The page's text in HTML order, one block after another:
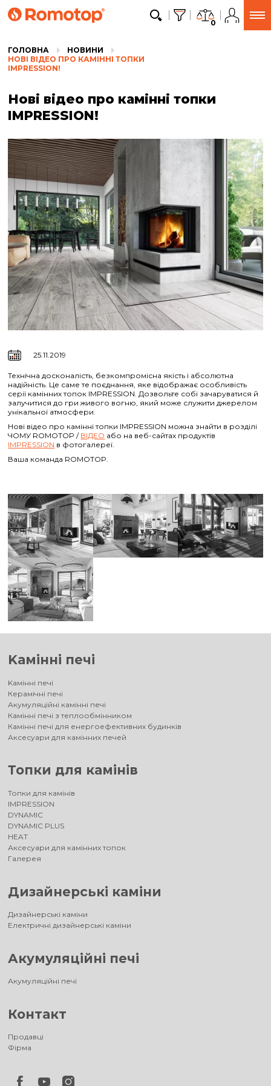
0
ГОЛОВНА
НОВИНИ
НОВІ ВІДЕО ПРО КАМІННІ ТОПКИ
IMPRESSION!
Нові відео про камінні топки
IMPRESSION!
25.11.2019
Технічна досконалість, безкомпромісна якість і абсолютна
надійність. Це саме те поєднання, яке відображає особливість
серії камінних топок IMPRESSION. Дозвольте собі зачаруватися й
залучитися до гри живого вогню, який може служити джерелом
унікальної атмосфери.
Нові відео про камінні топки IMPRESSION можна знайти в розділі
ЧОМУ ROMOTOP / ВІДЕО або на веб-сайтах продуктів
IMPRESSION в фотогалереї.
Ваша команда ROMOTOP.
Kамінні печі
Kамінні печі
Керамічні печі
Акумуляційні камінні печі
Камінні печі з теплообмінником
Камінні печі для енергоефективних будинків
Аксесуари для камінних печей
Топки для камінів
Топки для камінів
IMPRESSION
DYNAMIC
DYNAMIC PLUS
HEAT
Аксесуари для камінних топок
Галерея
Дизайнерські каміни
Дизайнерські каміни
Електричні дизайнерські каміни
Акумуляційні печі
Акумуляційні печі
Контакт
Продавці
Фірма